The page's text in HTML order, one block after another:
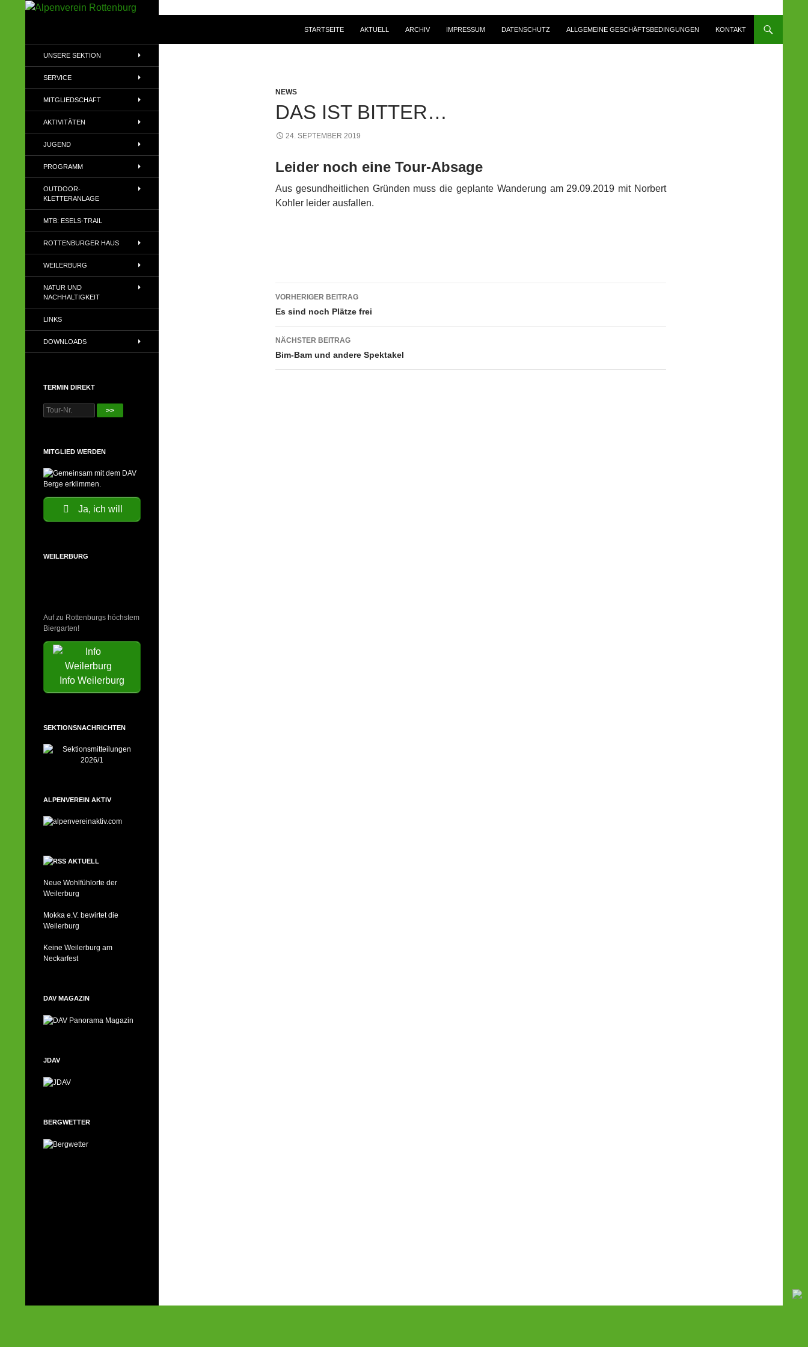
STARTSEITE AKTUELL ARCHIV IMPRESSUM DATENSCHUTZ ALLGEMEINE GESCHÄFTSBEDINGUNGEN KONTAKT
NEWS
DAS IST BITTER…
24. SEPTEMBER 2019
Leider noch eine Tour-Absage
Aus gesundheitlichen Gründen muss die geplante Wanderung am 29.09.2019 mit Norbert
Kohler leider ausfallen.
Beitragsnavigation
VORHERIGER BEITRAG
Es sind noch Plätze frei
NÄCHSTER BEITRAG
Bim-Bam und andere Spektakel
Alpenvereins (DAV) e.V
UNSERE SEKTION
SERVICE
MITGLIEDSCHAFT
AKTIVITÄTEN
JUGEND
PROGRAMM
OUTDOOR-
KLETTERANLAGE
MTB: ESELS-TRAIL
ROTTENBURGER HAUS
WEILERBURG
NATUR UND
NACHHALTIGKEIT
LINKS
DOWNLOADS
TERMIN DIREKT
>>
MITGLIED WERDEN
Ja, ich will
WEILERBURG
Auf zu Rottenburgs höchstem
Biergarten!
Info Weilerburg
SEKTIONSNACHRICHTEN
ALPENVEREIN AKTIV
AKTUELL
Neue Wohlfühlorte der
Weilerburg
Mokka e.V. bewirtet die
Weilerburg
Keine Weilerburg am
Neckarfest
DAV MAGAZIN
JDAV
BERGWETTER